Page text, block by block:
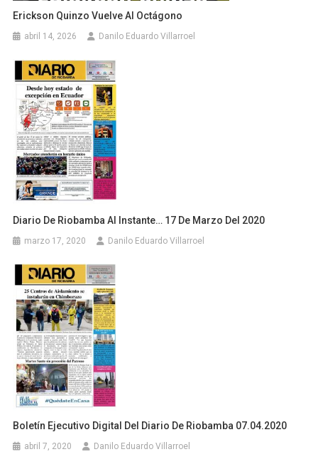
Erickson Quinzo Vuelve Al Octágono
abril 14, 2026 Danilo Eduardo Villarroel
Diario De Riobamba Al Instante… 17 De Marzo Del 2020
marzo 17, 2020 Danilo Eduardo Villarroel
Boletín Ejecutivo Digital Del Diario De Riobamba 07.04.2020
abril 7, 2020 Danilo Eduardo Villarroel